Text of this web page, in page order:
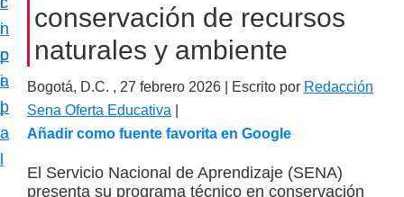
n
c
i
p
a
i
p
a
l
e
p
e
c
i
a
conservación de recursos
naturales y ambiente
Bogotá, D.C. , 27 febrero 2026 | Escrito por Redacción
Sena Oferta Educativa
Añadir como fuente favorita en Google
El Servicio Nacional de Aprendizaje (SENA)
presenta su programa técnico en conservación